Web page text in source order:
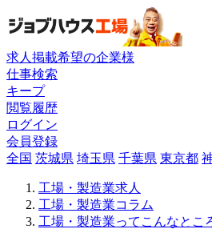
求人掲載希望の企業様
仕事検索
キープ
閲覧履歴
ログイン
会員登録
全国 茨城県 埼玉県 千葉県 東京都
工場・製造業求人
工場・製造業コラム
工場・製造業ってこんなとこ